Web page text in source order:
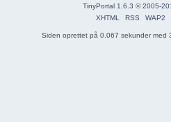
TinyPortal 1.6.3 ©2005-
XHTML
RSS WAP2
Siden oprettet på 0.067 sekunder med